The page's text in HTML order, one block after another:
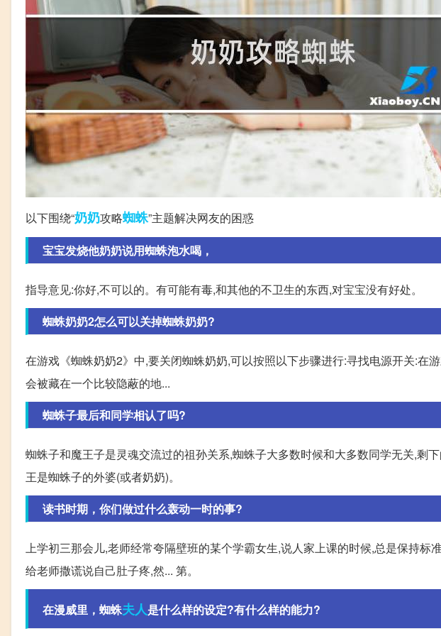
以下围绕“奶奶攻略蜘蛛”主题解决网友的困惑
宝宝发烧他奶奶说用蜘蛛泡水喝，
指导意见:你好,不可以的。有可能有毒,和其他的不卫生的东西,对宝宝没有好处。
蜘蛛奶奶2怎么可以关掉蜘蛛奶奶?
在游戏《蜘蛛奶奶2》中,要关闭蜘蛛奶奶,可以按照以下步骤进行:寻找电源开关:在
会被藏在一个比较隐蔽的地...
蜘蛛子最后和同学相认了吗?
蜘蛛子和魔王子是灵魂交流过的祖孙关系,蜘蛛子大多数时候和大多数同学无关,剩
王是蜘蛛子的外婆(或者奶奶)。
读书时期，你们做过什么轰动一时的事?
上学初三那会儿,老师经常夸隔壁班的某个学霸女生,说人家上课的时候,总是保持标
给老师撒谎说自己肚子疼,然... 第。
在漫威里，蜘蛛夫人是什么样的设定?有什么样的能力?